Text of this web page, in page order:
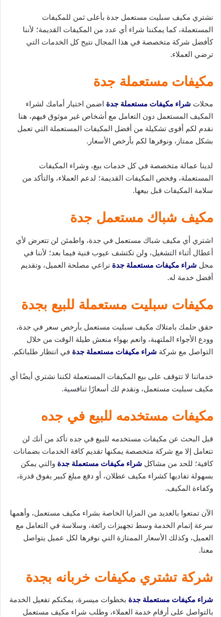
نشتري مكيف سبليت مستعمل جدة بأعلى ثمن للمكيفات
المستعملة، كما يمكننا شراء أي عدد من المكيفات القديمة؛ لأننا
كأفضل شركة متخصصة في هذا المجال نتيح كل الخدمات التي
ترضي العملاء.
مكيفات مستعملة جدة
محلات شراء مكيفات مستعملة جدة اضمن اختيار أمامك لشراء
المكيف المستعمل دون التعامل مع أشخاص غير موثوق فيهم، هنا
نقدم لكم أقوى تشكيلة من أفضل المكيفات المستعملة التي تعمل
بشكل ممتاز، ونوفرها لكم بأرخص الأسعار.
لدينا عمالة متخصصة في كل خدمات بيع، وشراء المكيفات
المستعملة، وفحص المكيفات القديمة؛ لدعم العملاء، والتأكد من
سلامة المكيفات قبل بيعها.
مكيف شباك مستعمل جدة
اشتري أي مكيف شباك مستعمل في جدة، واطمئن لن تتعرض لأي
أعطال أثناء التشغيل، ولن تكتشف عيوب فنية فيما بعد؛ لأننا في
محل شراء مكيفات مستعملة جدة نراعي مصلحة العميل، وتقديم
أفضل خدمة له.
مكيفات سبليت مستعملة للبيع بجدة
حقق حلمك بامتلاك مكيف سبليت مستعمل بأرخص سعر في جدة،
وودع الأجواء الملتهبة، وانعم بهواء منعش طيلة الوقت من خلال
التواصل مع شركة شراء مكيفات مستعملة جدة في انتظار طلباتكم.
خدماتنا لا تتوقف على بيع المكيفات المستعملة لكننا نشتري أيضًا أي
مكيف سبليت مستعمل، ونقدم لك أسعارًا تنافسية.
مكيفات مستخدمه للبيع في جده
قبل البحث عن مكيفات مستخدمه للبيع في جده تأكد من أنك لن
تتعامل إلا مع شركة متخصصة يمكنها تقديم كافة الخدمات بضمانات
كافية؛ للحد من مشاكل شراء مكيفات مستعملة جدة والتي يمكن
بسهولة تفاديها كشراء مكيف عطلان، أو دفع مبلغ كبير يفوق قدرة،
وكفاءة المكيف.
الآن تمتعوا بالعديد من المزايا الخاصة بشراء مكيف مستعمل، وأهمها
سرعة إتمام الخدمة وسط تجهيزات رائعة، وسلاسة في التعامل مع
العميل، وكذلك الأسعار الممتازة التي نوفرها لكل عميل يتواصل
معنا.
شركة تشتري مكيفات خربانه بجدة
شراء مكيفات مستعملة جدة بخطوات ميسرة، يمكنكم تفعيل الخدمة
بالتواصل على أرقام خدمة العملاء، وطلب شراء مكيف مستعمل